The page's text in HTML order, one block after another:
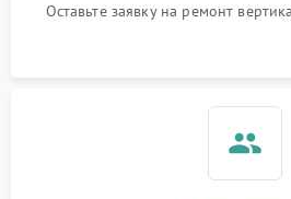
Оставьте заявку на ремонт